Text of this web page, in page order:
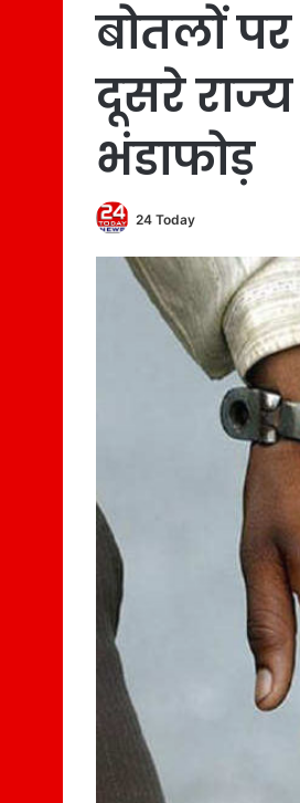
बोतलों
दूसरे
भंडाफोड़
24 Today